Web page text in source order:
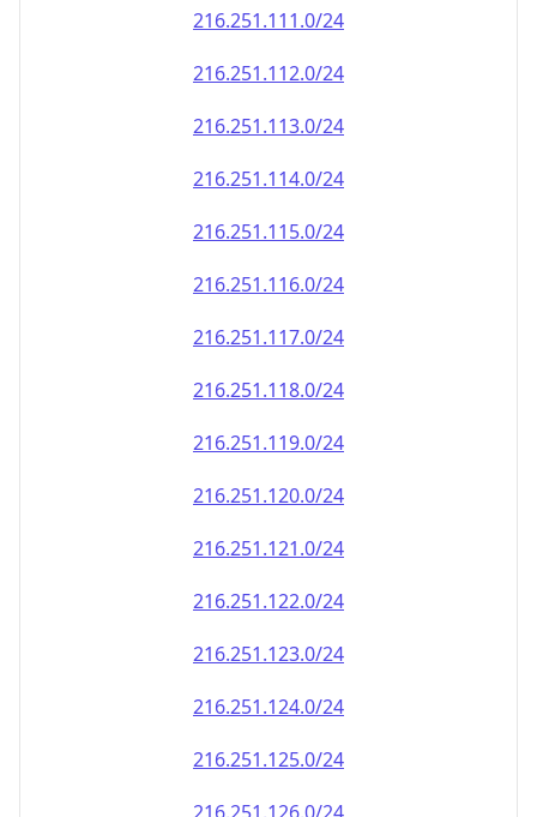
216.251.111.0/24
216.251.112.0/24
216.251.113.0/24
216.251.114.0/24
216.251.115.0/24
216.251.116.0/24
216.251.117.0/24
216.251.118.0/24
216.251.119.0/24
216.251.120.0/24
216.251.121.0/24
216.251.122.0/24
216.251.123.0/24
216.251.124.0/24
216.251.125.0/24